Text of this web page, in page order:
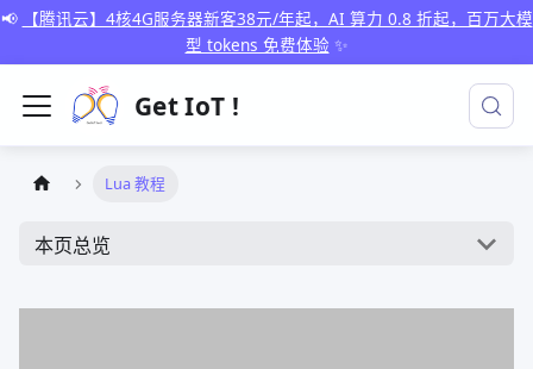
📢
【腾讯云】4核4G服务器新客38元/年起，AI 算力 0.8 折起，百万大模
型 tokens 免费体验 ✨
Get IoT !
Lua 教程
本页总览